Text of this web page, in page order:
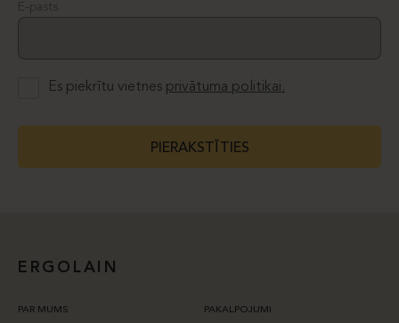
E-pasts
Es piekrītu vietnes privātuma politikai.
PIERAKSTĪTIES
ERGOLAIN
PAR MUMS
PAKALPOJUMI